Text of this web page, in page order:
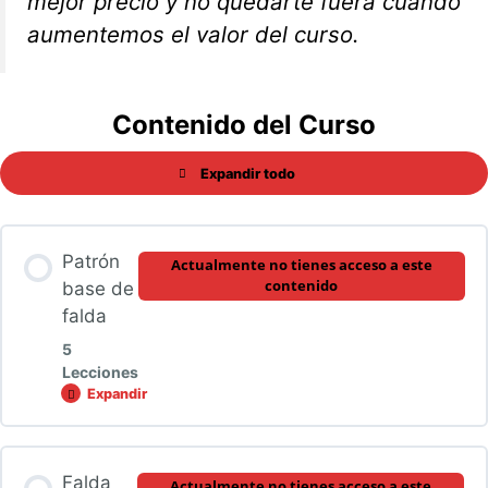
aumentemos el valor del curso.
Contenido del Curso
Expandir todo
Módulos
Patrón
base de
falda
5
Lecciones
Actualmente no tienes acceso a este
contenido
Expandir
Patrón
falda
Falda